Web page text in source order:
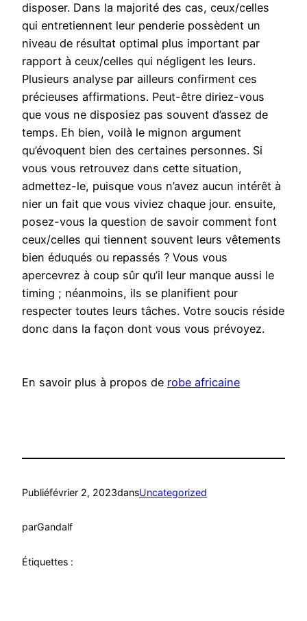
disposer. Dans la majorité des cas, ceux/celles
qui entretiennent leur penderie possèdent un
niveau de résultat optimal plus important par
rapport à ceux/celles qui négligent les leurs.
Plusieurs analyse par ailleurs confirment ces
précieuses affirmations. Peut-être diriez-vous
que vous ne disposiez pas souvent d’assez de
temps. Eh bien, voilà le mignon argument
qu’évoquent bien des certaines personnes. Si
vous vous retrouvez dans cette situation,
admettez-le, puisque vous n’avez aucun intérêt à
nier un fait que vous viviez chaque jour. ensuite,
posez-vous la question de savoir comment font
ceux/celles qui tiennent souvent leurs vêtements
bien éduqués ou repassés ? Vous vous
apercevrez à coup sûr qu’il leur manque aussi le
timing ; néanmoins, ils se planifient pour
respecter toutes leurs tâches. Votre soucis réside
donc dans la façon dont vous vous prévoyez.
En savoir plus à propos de robe africaine
Publiéfévrier 2, 2023dansUncategorized
parGandalf
Étiquettes :